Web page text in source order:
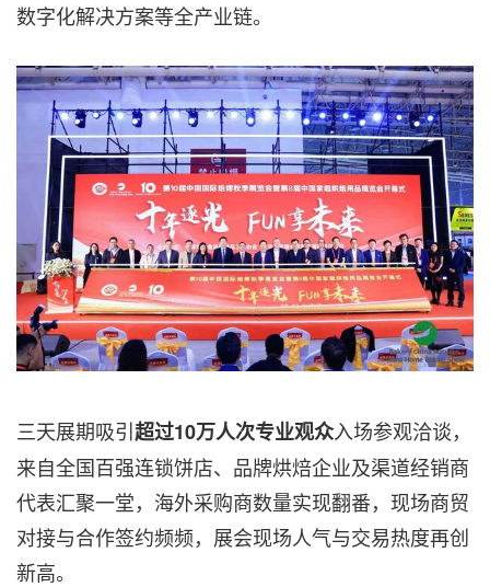
数字化解决方案等全产业链。
三天展期吸引超过10万人次专业观众入场参观洽谈，
来自全国百强连锁饼店、品牌烘焙企业及渠道经销商
代表汇聚一堂，海外采购商数量实现翻番，现场商贸
对接与合作签约频频，展会现场人气与交易热度再创
新高。